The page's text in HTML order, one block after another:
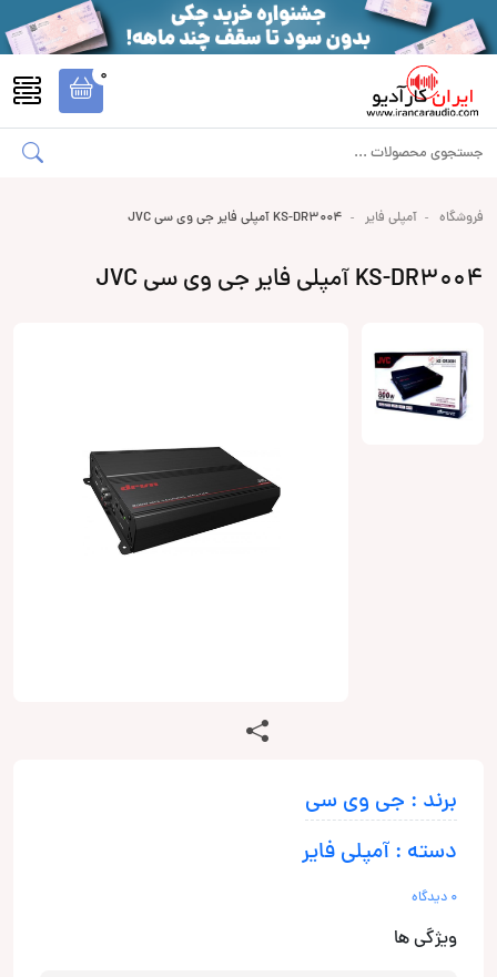
0
فروشگاه آمپلی فایر KS-DR3004 آمپلی فایر جی وی سی JVC
KS-DR3004 آمپلی فایر جی وی سی JVC
برند : جی وی سی
دسته : آمپلی فایر
0 دیدگاه
ویژگی ها